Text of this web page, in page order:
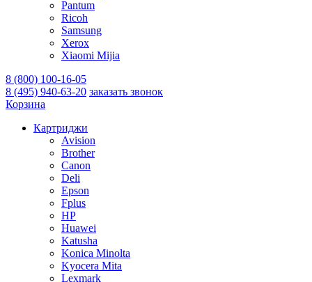
Pantum
Ricoh
Samsung
Xerox
Xiaomi Mijia
8 (800) 100-16-05
8 (495) 940-63-20 заказать звонок
Корзина
Картриджи
Avision
Brother
Canon
Deli
Epson
Fplus
HP
Huawei
Katusha
Konica Minolta
Kyocera Mita
Lexmark